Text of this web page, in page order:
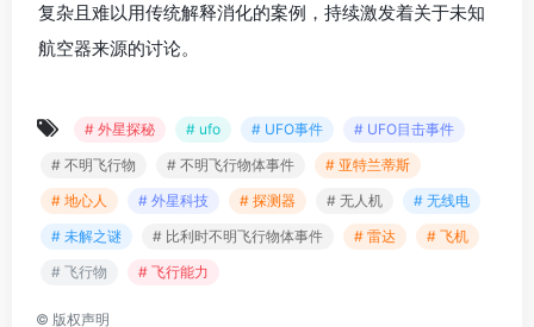
复杂且难以用传统解释消化的案例，持续激发着关于未知
航空器来源的讨论。
# 外星探秘 # ufo # UFO事件
# UFO目击事件
# 不明飞行物
# 不明飞行物体事件
# 亚特兰蒂斯
# 地心人
# 外星科技 # 探测器 # 无人机
# 无线电
# 未解之谜
# 比利时不明飞行物体事件 # 雷达
# 飞机
# 飞行物
# 飞行能力
© 版权声明